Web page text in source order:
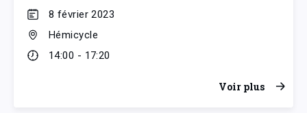
8 février 2023
Hémicycle
14:00 - 17:20
Voir plus